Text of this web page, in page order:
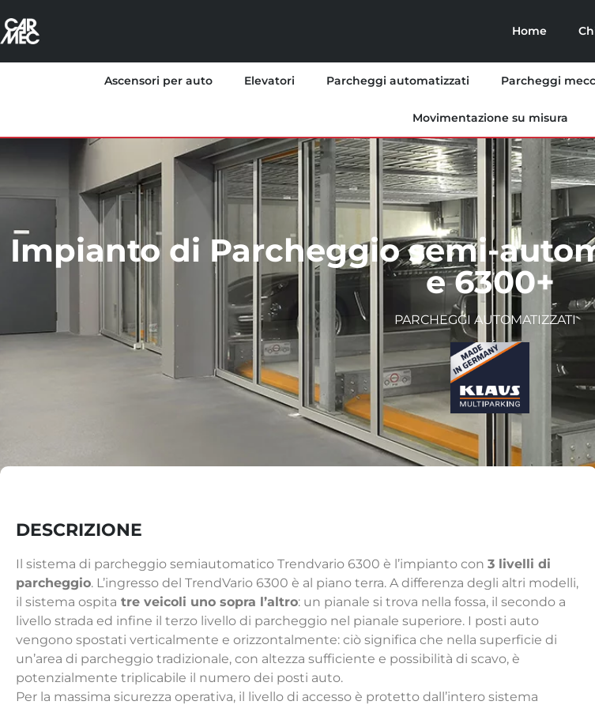
Home
Ascensori per auto Elevatori Parcheggi automatizzati Parcheggi
Movimentazione su misura
Impianto di Parcheggio semi-
e 6300+
PARCHEGGI AUTOMATIZZATI
DESCRIZIONE
Il sistema di parcheggio semiautomatico Trendvario 6300 è l’impianto con 3 livelli di
parcheggio. L’ingresso del TrendVario 6300 è al piano terra. A differenza degli altri modelli,
il sistema ospita tre veicoli uno sopra l’altro: un pianale si trova nella fossa, il secondo a
livello strada ed infine il terzo livello di parcheggio nel pianale superiore. I posti auto
vengono spostati verticalmente e orizzontalmente: ciò significa che nella superficie di
un’area di parcheggio tradizionale, con altezza sufficiente e possibilità di scavo, è
potenzialmente triplicabile il numero dei posti auto.
Per la massima sicurezza operativa, il livello di accesso è protetto dall’intero sistema